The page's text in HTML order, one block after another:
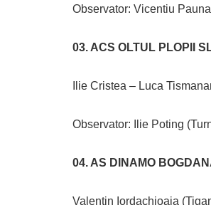
Observator: Vicentiu
03. ACS OLTUL PLOPII
Ilie Cristea – Luca
Observator: Ilie Poting
04. AS DINAMO
Valentin Iordachioaia